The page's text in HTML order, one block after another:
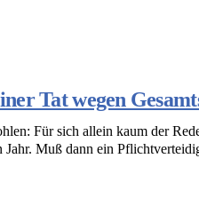
Tat wegen
Für sich allein kaum der
Muß dann ein